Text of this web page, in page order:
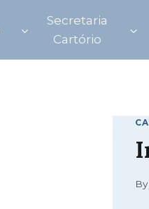
Secretaria
Cartório
By